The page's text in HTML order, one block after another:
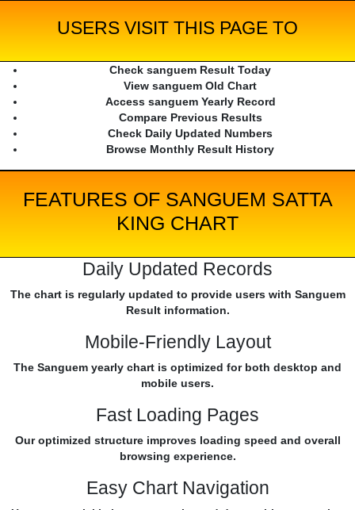
USERS VISIT THIS PAGE TO
Check sanguem Result Today
View sanguem Old Chart
Access sanguem Yearly Record
Compare Previous Results
Check Daily Updated Numbers
Browse Monthly Result History
FEATURES OF SANGUEM SATTA
KING CHART
Daily Updated Records
The chart is regularly updated to provide users with Sanguem
Result information.
Mobile-Friendly Layout
The Sanguem yearly chart is optimized for both desktop and
mobile users.
Fast Loading Pages
Our optimized structure improves loading speed and overall
browsing experience.
Easy Chart Navigation